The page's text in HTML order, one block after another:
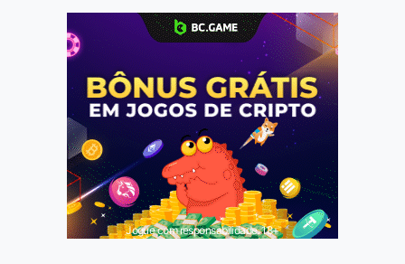
Jogue com responsabilidade. 18+